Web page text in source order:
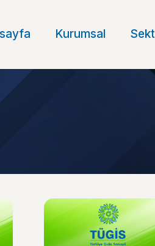
Kurumsal